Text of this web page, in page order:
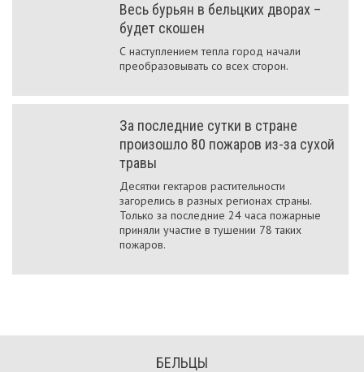
Весь бурьян в бельцких дворах –
будет скошен
С наступлением тепла город начали
преобразовывать со всех сторон.
За последние сутки в стране
произошло 80 пожаров из-за сухой
травы
Десятки гектаров растительности
загорелись в разных регионах страны.
Только за последние 24 часа пожарные
приняли участие в тушении 78 таких
пожаров.
БЕЛЬЦЫ